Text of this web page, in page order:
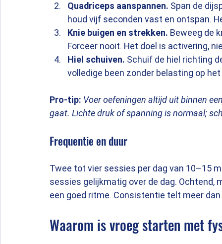
Quadriceps aanspannen. Span de
houd vijf seconden vast en ontspan.
Knie buigen en strekken. Beweeg de
Forceer nooit. Het doel is activering,
Hiel schuiven. Schuif de hiel richting
volledige been zonder belasting op
Pro-tip: Voer oefeningen altijd uit binnen
gaat. Lichte druk of spanning is normaal;
Frequentie en duur
Twee tot vier sessies per dag van 10–15
sessies gelijkmatig over de dag. Ochtend,
een goed ritme. Consistentie telt meer
Waarom is vroeg starten met